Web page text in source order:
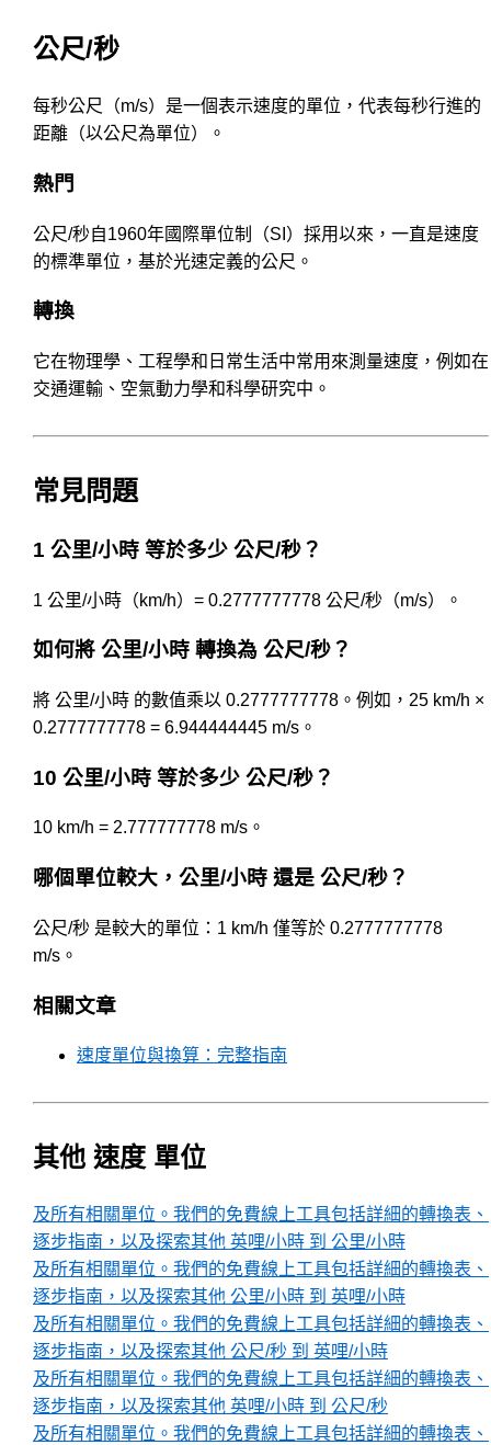
公尺/秒
每秒公尺（m/s）是一個表示速度的單位，代表每秒行進的
距離（以公尺為單位）。
熱門
公尺/秒自1960年國際單位制（SI）採用以來，一直是速度
的標準單位，基於光速定義的公尺。
轉換
它在物理學、工程學和日常生活中常用來測量速度，例如在
交通運輸、空氣動力學和科學研究中。
常見問題
1 公里/小時 等於多少 公尺/秒？
1 公里/小時（km/h）= 0.2777777778 公尺/秒（m/s）。
如何將 公里/小時 轉換為 公尺/秒？
將 公里/小時 的數值乘以 0.2777777778。例如，25 km/h ×
0.2777777778 = 6.944444445 m/s。
10 公里/小時 等於多少 公尺/秒？
10 km/h = 2.777777778 m/s。
哪個單位較大，公里/小時 還是 公尺/秒？
公尺/秒 是較大的單位：1 km/h 僅等於 0.2777777778
m/s。
相關文章
速度單位與換算：完整指南
其他 速度 單位
及所有相關單位。我們的免費線上工具包括詳細的轉換表、
逐步指南，以及探索其他 英哩/小時 到 公里/小時
及所有相關單位。我們的免費線上工具包括詳細的轉換表、
逐步指南，以及探索其他 公里/小時 到 英哩/小時
及所有相關單位。我們的免費線上工具包括詳細的轉換表、
逐步指南，以及探索其他 公尺/秒 到 英哩/小時
及所有相關單位。我們的免費線上工具包括詳細的轉換表、
逐步指南，以及探索其他 英哩/小時 到 公尺/秒
及所有相關單位。我們的免費線上工具包括詳細的轉換表、